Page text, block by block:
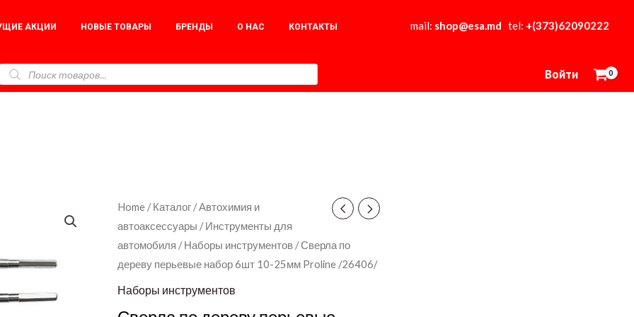
АКЦИИ НОВЫЕ ТОВАРЫ БРЕНДЫ О НАС КОНТАКТЫ mail: shop@esa.md tel: +(373)62090222
Войти
Home /Каталог /Автохимия и
автоаксессуары /Инструменты для
автомобиля /Наборы инструментов / Сверла по
дереву перьевые набор 6шт 10-25мм Proline /26406/
Наборы инструментов
Сверла
по
дереву
перьевые
набор
6шт